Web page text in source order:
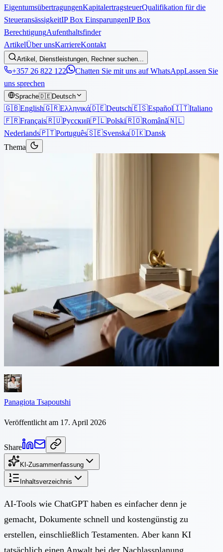
EigentumsübertragungenKapitalertragsteuerQualifikation für die
SteueransässigkeitIP Box EinsparungenIP Box
BerechtigungAufenthaltsfinder
ArtikelÜber unsKarriereKontakt
Artikel, Dienstleistungen, Rechner suchen...
+357 26 822 122 Chatten Sie mit uns auf WhatsAppLassen Sie
uns sprechen
Sprache🇩🇪Deutsch
🇬🇧English🇬🇷Ελληνικά🇩🇪Deutsch🇪🇸Español🇮🇹Italiano
🇫🇷Français🇷🇺Русский🇵🇱Polski🇷🇴Română🇳🇱
Nederlands🇵🇹Português🇸🇪Svenska🇩🇰Dansk
Thema
Testamentserstellung ersetzen?
Die Risiken, die jeder Mandant
kennen sollte
KI-Tools können in Sekundenschnelle eine grundlegende
Testamentvorlage erstellen. Doch nach zypriotischem Recht muss
ein Testament strenge Formalitäten einhalten, Pflichtteilsregeln
berücksichtigen und grenzüberschreitende Vermögenswerte
behandeln. Hier ist der Grund, warum KI nicht ausreicht.
Panagiota Tsapoutshi
Veröffentlicht am 17. April 2026
Share
KI-Zusammenfassung
Inhaltsverzeichnis
AI-Tools wie ChatGPT haben es einfacher denn je
gemacht, Dokumente schnell und kostengünstig zu
erstellen, einschließlich Testamenten. Aber kann KI
tatsächlich einen Anwalt bei der Nachlassplanung